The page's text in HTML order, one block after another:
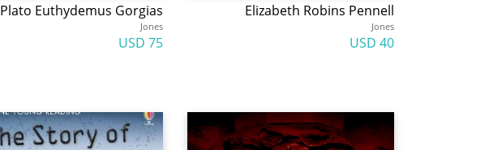
Elizabeth Robins Pennell
Jones
40 USD
Plato Euthydemus Gorgias
Jones
75 USD